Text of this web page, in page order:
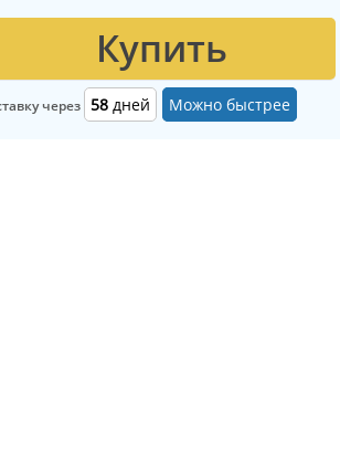
Купить
через 58 дней Можно быстрее